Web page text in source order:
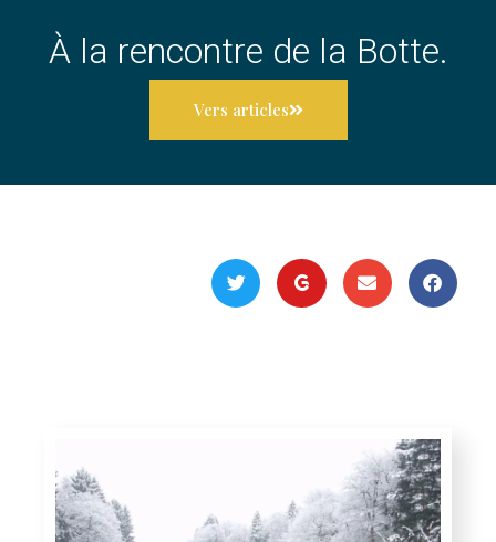
À la rencontre de la Botte.
Vers articles